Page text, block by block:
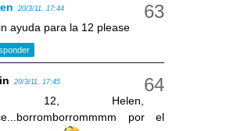
20/3/11, 17:44
ayuda para la 12 please
20/3/11, 17:45
12, Helen,
por el